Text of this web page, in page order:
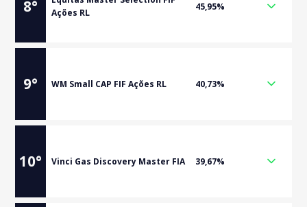
8°
Ações RL
45,95%
9° WM Small CAP FIF Ações RL 40,73%
10° Vinci Gas Discovery Master FIA 39,67%